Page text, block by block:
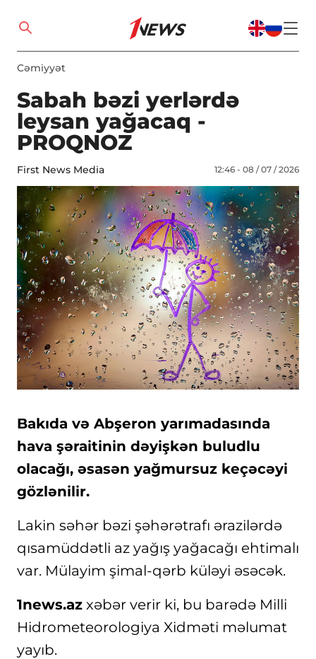
Cəmiyyət
Sabah bəzi yerlərdə
leysan yağacaq -
PROQNOZ
First News Media 12:46 - 08 / 07 / 2026
Bakıda və Abşeron yarımadasında
hava şəraitinin dəyişkən buludlu
olacağı, əsasən yağmursuz keçəcəyi
gözlənilir.
Lakin səhər bəzi şəhərətrafı ərazilərdə
qısamüddətli az yağış yağacağı ehtimalı
var. Mülayim şimal-qərb küləyi əsəcək.
1news.az xəbər verir ki, bu barədə Milli
Hidrometeorologiya Xidməti məlumat
yayıb.